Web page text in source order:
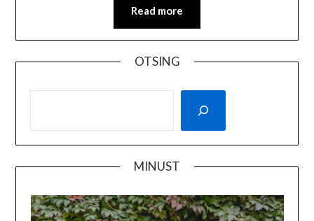
Read more
OTSING
MINUST